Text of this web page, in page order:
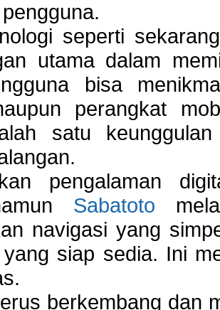
seperti
utama dalam
bisa
perangkat
satu
pengalaman
Sabatoto
navigasi yang
siap sedia. Ini
berkembang dan